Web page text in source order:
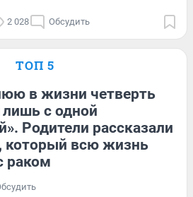
2 028 Обсудить
ТОП 5
в жизни четверть
лишь с одной
Родители рассказали
который всю жизнь
раком